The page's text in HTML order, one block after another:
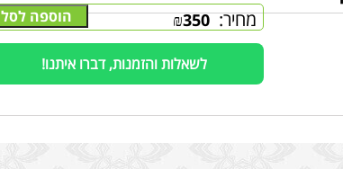
מחיר:
₪350 הוספה לסל
לשאלות והזמנות, דברו איתנו!